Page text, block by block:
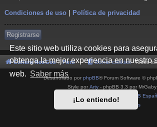
Este sitio web utiliza cookies para
obtenga la mejor experiencia en nuestro
web. Saber más
¡Lo entiendo!
Condiciones de uso Política de privacidad
Registrarse
Cultura NeoGeo Foro Todos
Borrar cookies
Desarrollado por phpBB® Forum Software ©
Style por Arty - phpBB 3.3 por MrGaby
phpBB
Condiciones